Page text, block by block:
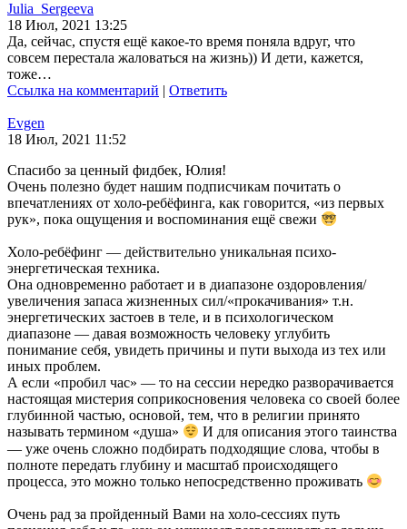
Julia_Sergeeva
18 Июл, 2021 13:25
Да, сейчас, спустя ещё какое-то время поняла вдруг, что
совсем перестала жаловаться на жизнь)) И дети, кажется,
тоже…
Ссылка на комментарий | Ответить
Evgen
18 Июл, 2021 11:52
Спасибо за ценный фидбек, Юлия!
Очень полезно будет нашим подписчикам почитать о
впечатлениях от холо-ребёфинга, как говорится, «из первых
рук», пока ощущения и воспоминания ещё свежи
Холо-ребёфинг — действительно уникальная психо-
энергетическая техника.
Она одновременно работает и в диапазоне оздоровления/
увеличения запаса жизненных сил/«прокачивания» т.н.
энергетических застоев в теле, и в психологическом
диапазоне — давая возможность человеку углубить
понимание себя, увидеть причины и пути выхода из тех или
иных проблем.
А если «пробил час» — то на сессии нередко разворачивается
настоящая мистерия соприкосновения человека со своей более
глубинной частью, основой, тем, что в религии принято
называть термином «душа»
И для описания этого таинства
— уже очень сложно подбирать подходящие слова, чтобы в
полноте передать глубину и масштаб происходящего
процесса, это можно только непосредственно проживать
Очень рад за пройденный Вами на холо-сессиях путь